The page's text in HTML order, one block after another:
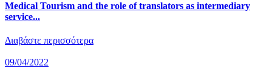
Medical Tourism and the role of translators as intermediary
service...
Διαβάστε περισσότερα
09/04/2022